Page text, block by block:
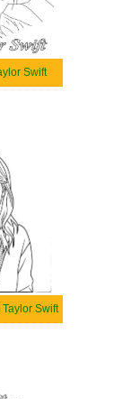
Swift
Swift